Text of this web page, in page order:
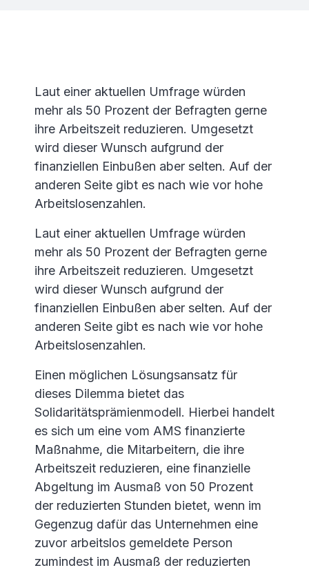
Laut einer aktuellen Umfrage würden
mehr als 50 Prozent der Befragten gerne
ihre Arbeitszeit reduzieren. Umgesetzt
wird dieser Wunsch aufgrund der
finanziellen Einbußen aber selten. Auf der
anderen Seite gibt es nach wie vor hohe
Arbeitslosenzahlen.
Laut einer aktuellen Umfrage würden
mehr als 50 Prozent der Befragten gerne
ihre Arbeitszeit reduzieren. Umgesetzt
wird dieser Wunsch aufgrund der
finanziellen Einbußen aber selten. Auf der
anderen Seite gibt es nach wie vor hohe
Arbeitslosenzahlen.
Einen möglichen Lösungsansatz für
dieses Dilemma bietet das
Solidaritätsprämienmodell. Hierbei handelt
es sich um eine vom AMS finanzierte
Maßnahme, die Mitarbeitern, die ihre
Arbeitszeit reduzieren, eine finanzielle
Abgeltung im Ausmaß von 50 Prozent
der reduzierten Stunden bietet, wenn im
Gegenzug dafür das Unternehmen eine
zuvor arbeitslos gemeldete Person
zumindest im Ausmaß der reduzierten